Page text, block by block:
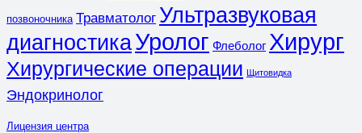
позвоночника Травматолог Ультразвуковая
диагностикаУролог Флеболог Хирург
Хирургические операции Щитовидка
Эндокринолог
Лицензия центра